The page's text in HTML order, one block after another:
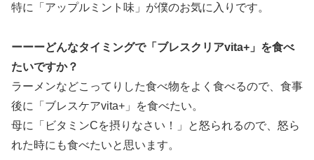
特に「アップルミント味」が僕のお気に入りです。
ーーーどんなタイミングで「ブレスクリアvita+」を食べ
たいですか？
ラーメンなどこってりした食べ物をよく食べるので、食事
後に「ブレスケアvita+」を食べたい。
母に「ビタミンCを摂りなさい！」と怒られるので、怒ら
れた時にも食べたいと思います。